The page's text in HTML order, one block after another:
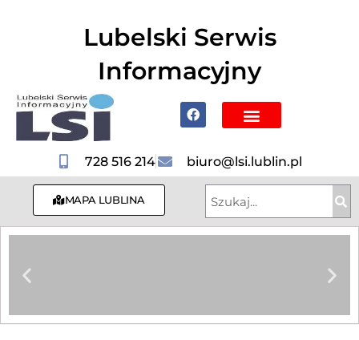
Lubelski Serwis
Informacyjny
728 516 214 biuro@lsi.lublin.pl
MAPA LUBLINA